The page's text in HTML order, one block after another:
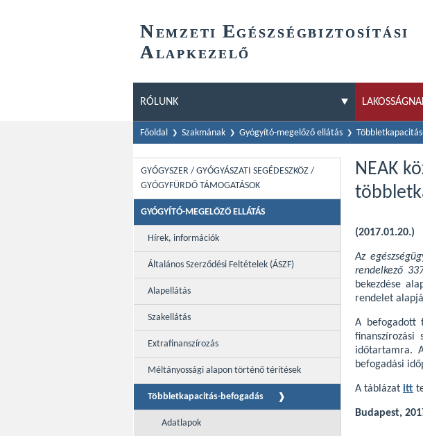
NEMZETI EGÉSZSÉGBIZTOSÍTÁSI
ALAPKEZELŐ
RÓLUNK
Főoldal Szakmának Gyógyító-megelőző ellátás
GYÓGYSZER / GYÓGYÁSZATI SEGÉDESZKÖZ /
GYÓGYFÜRDŐ TÁMOGATÁSOK
GYÓGYÍTÓ-MEGELŐZŐ ELLÁTÁS
Hírek, információk
Általános Szerződési Feltételek (ÁSZF)
Alapellátás
Szakellátás
Extrafinanszírozás
Méltányossági alapon történő térítések
Többletkapacitás-befogadás
Adatlapok
NEAK
(2017.01.20.)
Az
rendelkező
bekezdése
rendelet
A befogadott
időtartamra.
befogadási
A táblázat itt
Budapest,